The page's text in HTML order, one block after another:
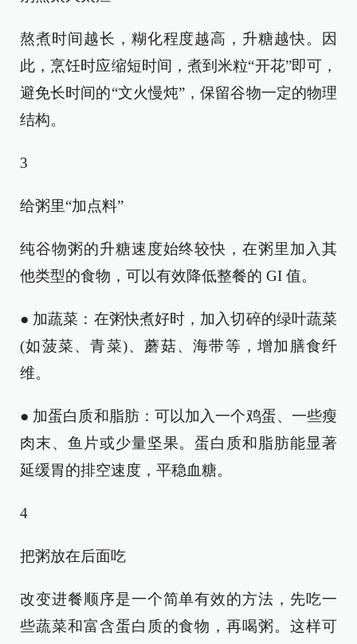
熬煮时间越长，糊化程度越高，升糖越快。因
此，烹饪时应缩短时间，煮到米粒“开花”即可，
避免长时间的“文火慢炖”，保留谷物一定的物理
结构。
3
给粥里“加点料”
纯谷物粥的升糖速度始终较快，在粥里加入其
他类型的食物，可以有效降低整餐的 GI 值。
● 加蔬菜：在粥快煮好时，加入切碎的绿叶蔬菜
(如菠菜、青菜)、蘑菇、海带等，增加膳食纤
维。
● 加蛋白质和脂肪：可以加入一个鸡蛋、一些瘦
肉末、鱼片或少量坚果。蛋白质和脂肪能显著
延缓胃的排空速度，平稳血糖。
4
把粥放在后面吃
改变进餐顺序是一个简单有效的方法，先吃一
些蔬菜和富含蛋白质的食物，再喝粥。这样可